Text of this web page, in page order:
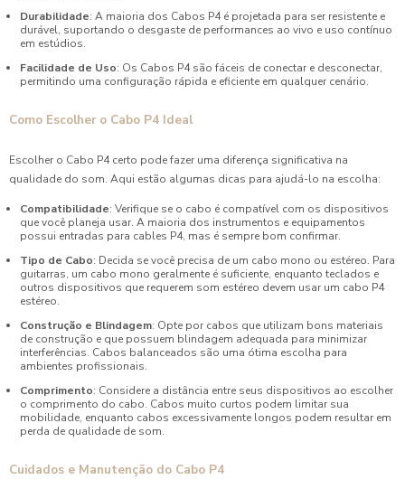
Durabilidade: A maioria dos Cabos P4 é projetada para ser resistente e
durável, suportando o desgaste de performances ao vivo e uso contínuo
em estúdios.
Facilidade de Uso: Os Cabos P4 são fáceis de conectar e desconectar,
permitindo uma configuração rápida e eficiente em qualquer cenário.
Como Escolher o Cabo P4 Ideal
Escolher o Cabo P4 certo pode fazer uma diferença significativa na
qualidade do som. Aqui estão algumas dicas para ajudá-lo na escolha:
Compatibilidade: Verifique se o cabo é compatível com os dispositivos
que você planeja usar. A maioria dos instrumentos e equipamentos
possui entradas para cables P4, mas é sempre bom confirmar.
Tipo de Cabo: Decida se você precisa de um cabo mono ou estéreo. Para
guitarras, um cabo mono geralmente é suficiente, enquanto teclados e
outros dispositivos que requerem som estéreo devem usar um cabo P4
estéreo.
Construção e Blindagem: Opte por cabos que utilizam bons materiais
de construção e que possuem blindagem adequada para minimizar
interferências. Cabos balanceados são uma ótima escolha para
ambientes profissionais.
Comprimento: Considere a distância entre seus dispositivos ao escolher
o comprimento do cabo. Cabos muito curtos podem limitar sua
mobilidade, enquanto cabos excessivamente longos podem resultar em
perda de qualidade de som.
Cuidados e Manutenção do Cabo P4